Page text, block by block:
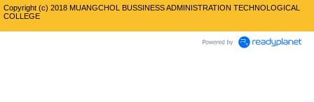
Copyright (c) 2018 MUANGCHOL BUSSINESS ADMINISTRATION TECHNOLOGICAL
COLLEGE